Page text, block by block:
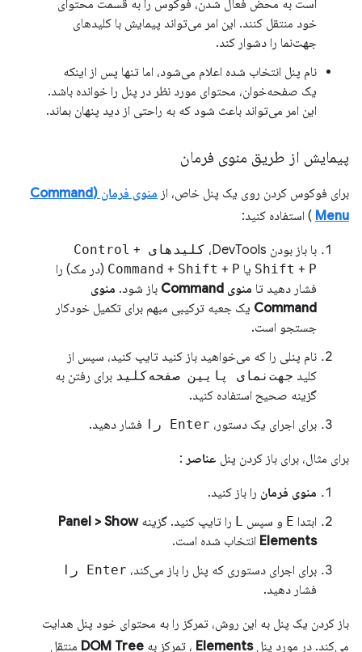
است به محض فعال شدن، فوکوس را به قسمت محتوای
خود منتقل کنند. این امر می‌تواند پیمایش با کلیدهای
جهت‌نما را دشوار کند.
نام پنل انتخاب شده اعلام می‌شود، اما تنها پس از اینکه
یک صفحه‌خوان، محتوای مورد نظر در پنل را خوانده باشد.
این امر می‌تواند باعث شود که به راحتی از دید پنهان بماند.
پیمایش از طریق منوی فرمان
برای فوکوس کردن روی یک پنل خاص، از
منوی فرمان (Command
Menu ) استفاده کنید:
با باز بودن DevTools، کلیدهای Control +
Shift + P یا Command + Shift + P
(در مک) را
فشار دهید تا منوی Command باز شود. منوی
Command یک جعبه ترکیبی مبهم برای تکمیل خودکار
جستجو است.
نام پنلی را که می‌خواهید باز کنید تایپ کنید، سپس از
کلید جهت‌نمای پایین صفحه‌کلید برای رفتن به
گزینه صحیح استفاده کنید.
برای اجرای یک دستور، Enter را فشار دهید.
برای مثال، برای باز کردن پنل عناصر :
منوی فرمان را باز کنید.
ابتدا E و سپس L را تایپ کنید. گزینهPanel > Show
Elements انتخاب شده است.
برای اجرای دستوری که پنل را باز می‌کند، Enter را
فشار دهید.
باز کردن یک پنل به این روش، تمرکز را به محتوای خود پنل هدایت
می‌کند. در مورد پنلElements ، تمرکز به DOM Tree منتقل